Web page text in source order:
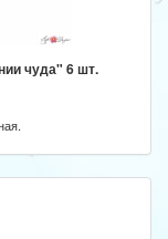
чуда" 6 шт.